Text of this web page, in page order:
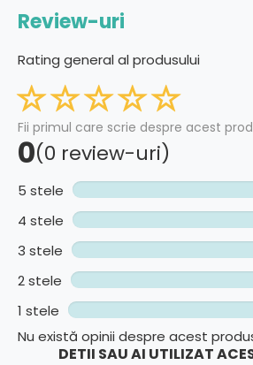
Review-uri
Rating general al produsului
Fii primul care scrie despre acest
0(0 review-uri)
5 stele
4 stele
3 stele
2 stele
1 stele
Nu există opinii despre acest
DETII SAU AI UTILIZAT